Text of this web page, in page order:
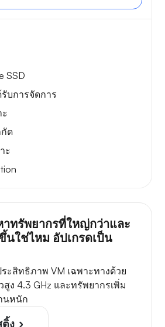
SSD
บการจัดการ
ด
ะ
าทรัพยากรที่ใหญ่กว่าและ
นใช่ไหม อัปเกรดเป็น
ระสิทธิภาพ VM เฉพาะทางด้วย
สูง 4.3 GHz และทรัพยากรเพิ่ม
นหนัก
ติ้ง